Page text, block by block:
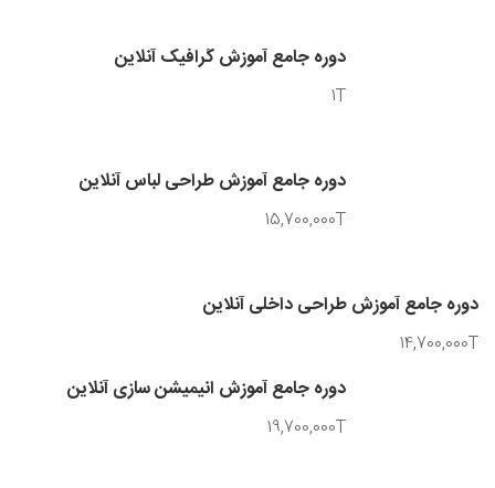
دوره جامع آموزش گرافیک آنلاین
1T
دوره جامع آموزش طراحی لباس آنلاین
15,700,000T
دوره جامع آموزش طراحی داخلی آنلاین
14,700,000T
دوره جامع آموزش انیمیشن سازی آنلاین
19,700,000T